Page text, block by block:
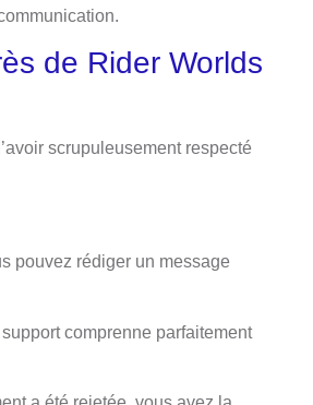
de Rider Worlds
scrupuleusement respecté
pouvez rédiger un message
comprenne parfaitement